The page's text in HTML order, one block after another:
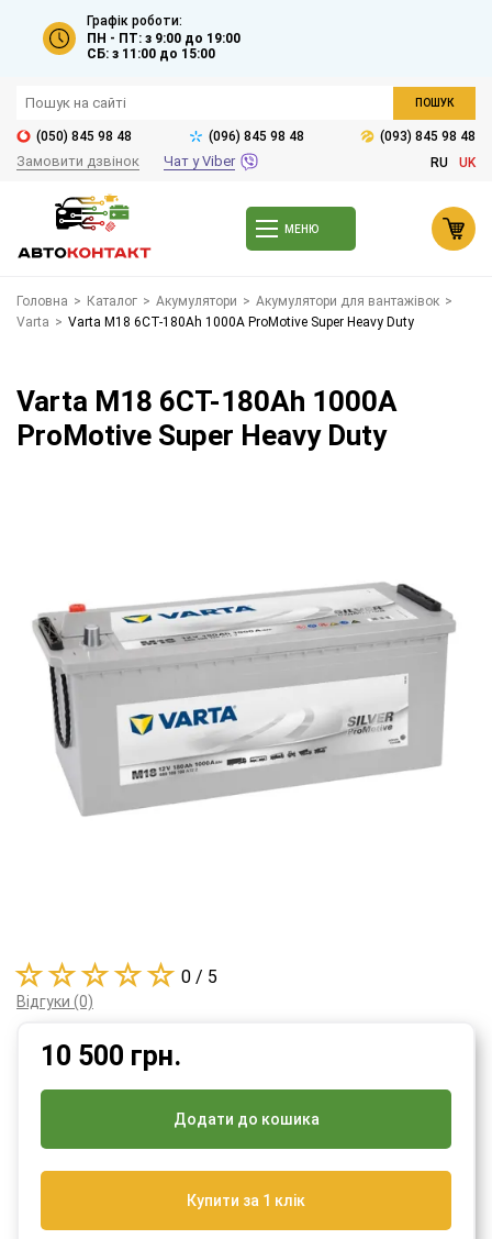
Графік роботи:
ПН - ПТ: з 9:00 до 19:00
СБ: з 11:00 до 15:00
ПОШУК
(050) 845 98 48 (096) 845 98 48 (093) 845 98 48
Замовити дзвінок Чат у Viber RU UK
МЕНЮ
Головна > Каталог > Акумулятори > Акумулятори для вантажівок >
Varta > Varta M18 6СТ-180Ah 1000A ProMotive Super Heavy Duty
Varta M18 6СТ-180Ah 1000A
ProMotive Super Heavy Duty
10 500 грн.
Додати до кошика
Купити за 1 клік
0 / 5
Відгуки (0)